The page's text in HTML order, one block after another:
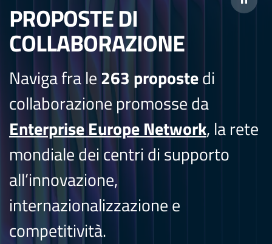
PROPOSTE DI
COLLABORAZIONE
Naviga fra le263 propostedi
collaborazione promosse da
Enterprise Europe Network, la rete
mondiale dei centri di supporto
all’innovazione,
internazionalizzazione e
competitività.